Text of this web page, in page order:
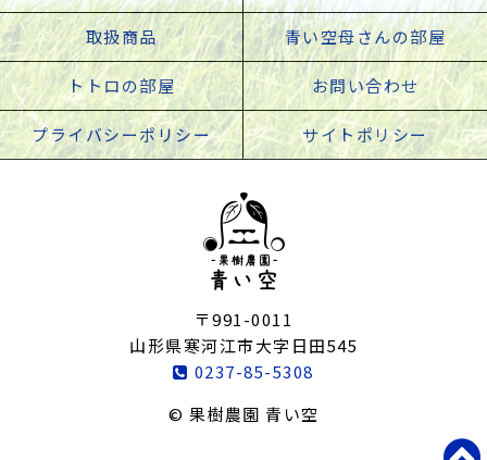
取扱商品 青い空母さんの部屋
トトロの部屋 お問い合わせ
プライバシーポリシー サイトポリシー
〒991-0011
山形県寒河江市大字日田545
0237-85-5308
© 果樹農園 青い空